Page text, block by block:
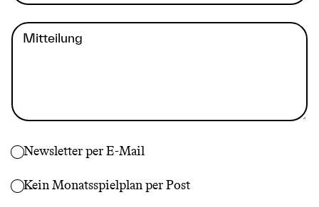
Mitteilung
Newsletter per E-Mail
Kein Monatsspielplan per Post